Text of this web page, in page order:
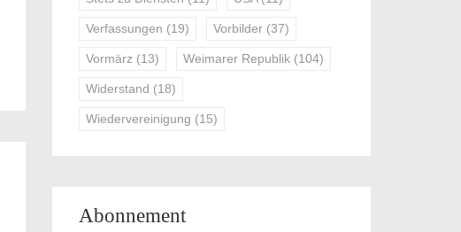
Verfassungen (19) Vorbilder (37)
Vormärz (13) Weimarer Republik (104)
Widerstand (18)
Wiedervereinigung (15)
Abonnement